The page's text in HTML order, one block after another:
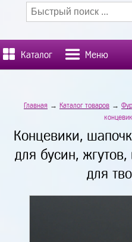
Каталог Меню
Главная → Каталог товаров →
Концевики,
для бусин,
для